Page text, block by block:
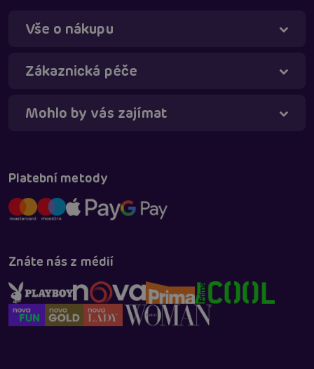
Vše o nákupu
Zákaznická péče
Mohlo by vás zajímat
Platební metody
Znáte nás z médií
Táňa - virtuální asistentka